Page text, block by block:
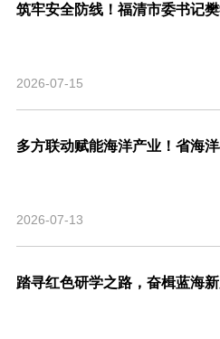
2026-07-15
2026-07-13